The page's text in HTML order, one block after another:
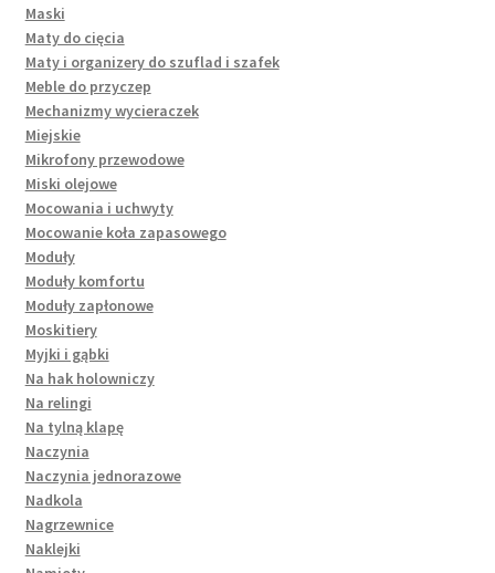
Maski
Maty do cięcia
Maty i organizery do szuflad i szafek
Meble do przyczep
Mechanizmy wycieraczek
Miejskie
Mikrofony przewodowe
Miski olejowe
Mocowania i uchwyty
Mocowanie koła zapasowego
Moduły
Moduły komfortu
Moduły zapłonowe
Moskitiery
Myjki i gąbki
Na hak holowniczy
Na relingi
Na tylną klapę
Naczynia
Naczynia jednorazowe
Nadkola
Nagrzewnice
Naklejki